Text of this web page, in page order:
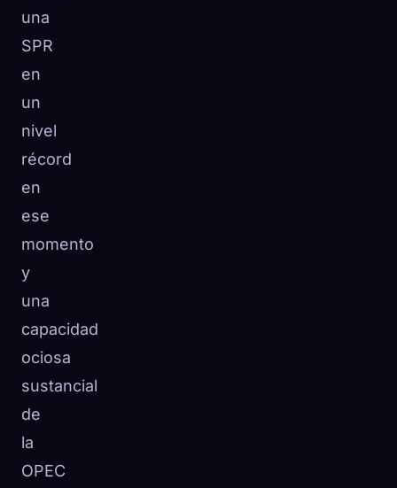
una
SPR
en
un
nivel
récord
en
ese
momento
y
una
capacidad
ociosa
sustancial
de
la
OPEC